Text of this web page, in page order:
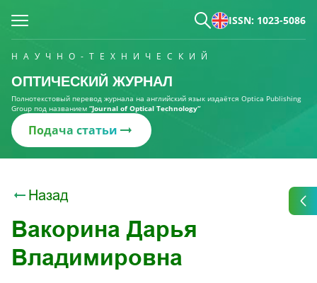
ISSN: 1023-5086
НАУЧНО-ТЕХНИЧЕСКИЙ
ОПТИЧЕСКИЙ ЖУРНАЛ
Полнотекстовый перевод журнала на английский язык издаётся Optica Publishing
Group под названием “Journal of Optical Technology“
Подача статьи
Назад
Вакорина Дарья
Владимировна